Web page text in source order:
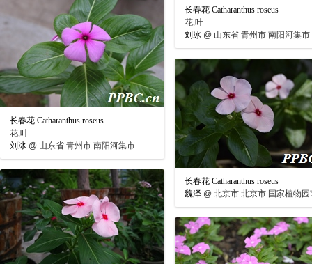
长春花 Catharanthus roseus
花,叶
刘冰 @ 山东省 青州市 南阳河集市
长春花 Catharanthus roseus
花,叶
刘冰 @ 山东省 青州市 南阳河集市
长春花 Catharanthus roseus
魏泽 @ 北京市 北京市 国家植物园